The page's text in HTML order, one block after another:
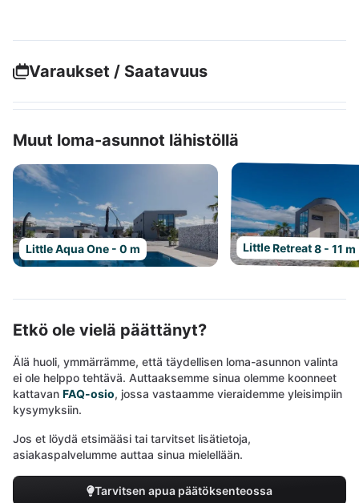
Varaukset / Saatavuus
Muut loma-asunnot lähistöllä
Little Aqua One - 0 m Little Retreat 8 - 11 m
Etkö ole vielä päättänyt?
Älä huoli, ymmärrämme, että täydellisen loma-asunnon valinta
ei ole helppo tehtävä. Auttaaksemme sinua olemme koonneet
kattavan FAQ-osio, jossa vastaamme vieraidemme yleisimpiin
kysymyksiin.
Jos et löydä etsimääsi tai tarvitset lisätietoja,
asiakaspalvelumme auttaa sinua mielellään.
Tarvitsen apua päätöksenteossa